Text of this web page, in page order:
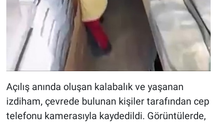
Açılış anında oluşan kalabalık ve yaşanan
izdiham, çevrede bulunan kişiler tarafından cep
telefonu kamerasıyla kaydedildi. Görüntülerde,